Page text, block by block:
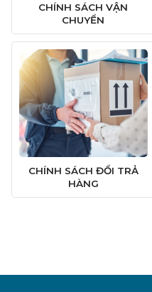
CHÍNH SÁCH VẬN
CHUYỂN
CHÍNH SÁCH ĐỔI TRẢ
HÀNG